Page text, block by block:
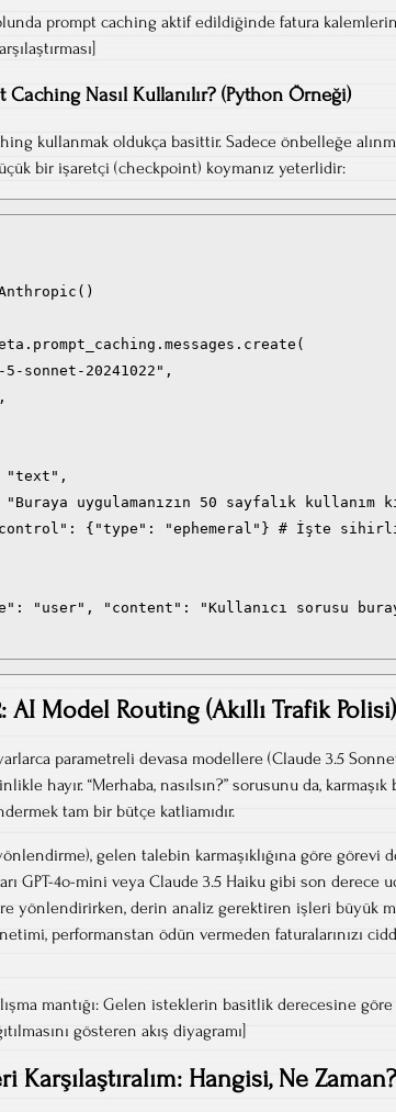
prompt caching aktif edildiğinde fatura
Caching Nasıl Kullanılır? (Python Örneği)
kullanmak oldukça basittir. Sadece önbelleğe
bir işaretçi (checkpoint) koymanız yeterlidir:
sonnet-20241022",
"text",
uygulamanızın 50 sayfalık kullanım
{"type": "ephemeral"} # İşte
"user", "content": "Kullanıcı sorusu
AI Model Routing (Akıllı Trafik Polisi)
parametreli devasa modellere (Claude 3.5
hayır. “Merhaba, nasılsın?” sorusunu da, karmaşık
tam bir bütçe katliamıdır.
gelen talebin karmaşıklığına göre görevi
GPT-4o-mini veya Claude 3.5 Haiku gibi son derece
yönlendirirken, derin analiz gerektiren işleri büyük
performanstan ödün vermeden faturalarınızı
mantığı: Gelen isteklerin basitlik derecesine göre
gösteren akış diyagramı]
Karşılaştıralım: Hangisi, Ne Zaman?